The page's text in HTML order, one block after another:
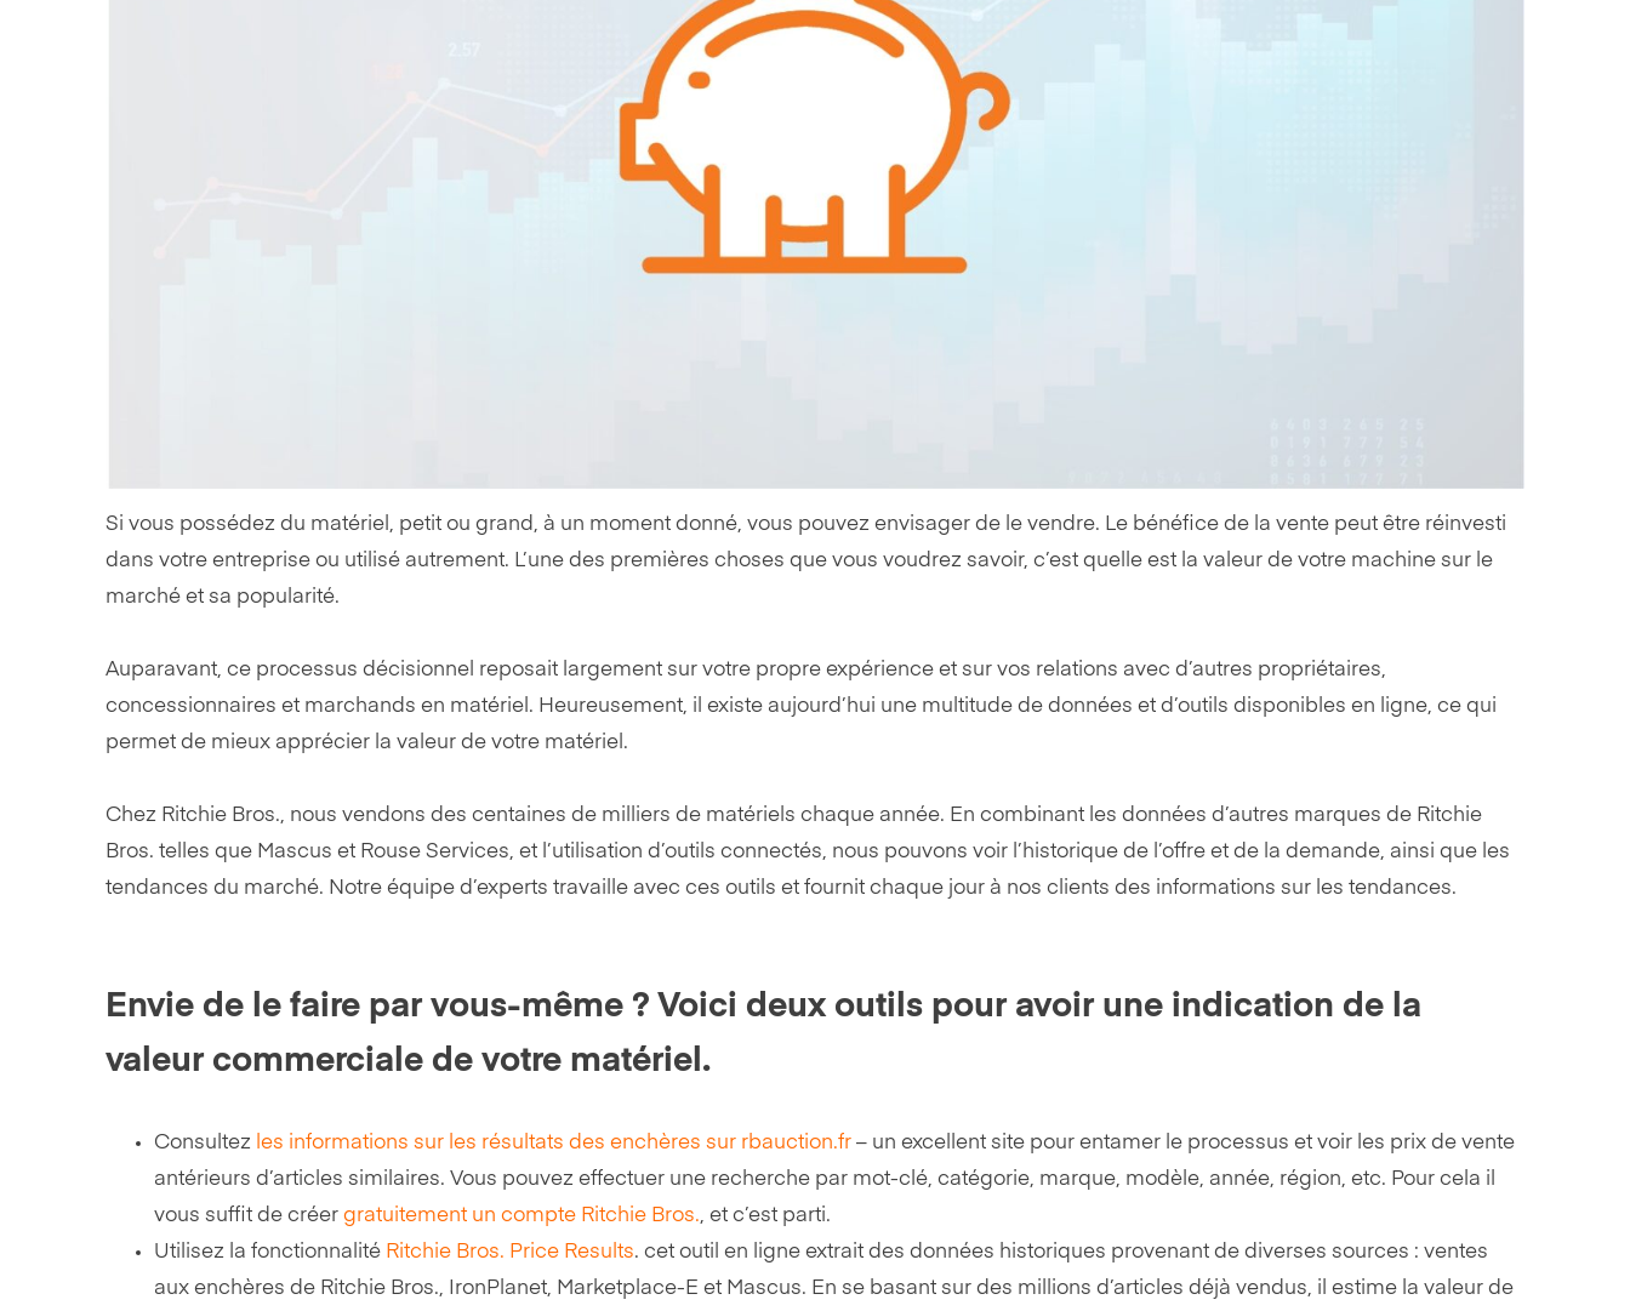
Si vous possédez du matériel, petit ou grand, à un moment donné, vous pouvez envisager de le vendre. Le bénéfice de la vente peut être réinvesti
dans votre entreprise ou utilisé autrement. L’une des premières choses que vous voudrez savoir, c’est quelle est la valeur de votre machine sur le
marché et sa popularité.
Auparavant, ce processus décisionnel reposait largement sur votre propre expérience et sur vos relations avec d’autres propriétaires,
concessionnaires et marchands en matériel. Heureusement, il existe aujourd’hui une multitude de données et d’outils disponibles en ligne, ce qui
permet de mieux apprécier la valeur de votre matériel.
Chez Ritchie Bros., nous vendons des centaines de milliers de matériels chaque année. En combinant les données d’autres marques de Ritchie
Bros. telles que Mascus et Rouse Services, et l’utilisation d’outils connectés, nous pouvons voir l’historique de l’offre et de la demande, ainsi que les
tendances du marché. Notre équipe d’experts travaille avec ces outils et fournit chaque jour à nos clients des informations sur les tendances.
Envie de le faire par vous-même ? Voici deux outils pour avoir une indication de la
valeur commerciale de votre matériel.
Consultez les informations sur les résultats des enchères sur rbauction.fr – un excellent site pour entamer le processus et voir les prix de vente
antérieurs d’articles similaires. Vous pouvez effectuer une recherche par mot-clé, catégorie, marque, modèle, année, région, etc. Pour cela il
vous suffit de créer gratuitement un compte Ritchie Bros., et c’est parti.
Utilisez la fonctionnalité Ritchie Bros. Price Results. cet outil en ligne extrait des données historiques provenant de diverses sources : ventes
aux enchères de Ritchie Bros., IronPlanet, Marketplace-E et Mascus. En se basant sur des millions d’articles déjà vendus, il estime la valeur de